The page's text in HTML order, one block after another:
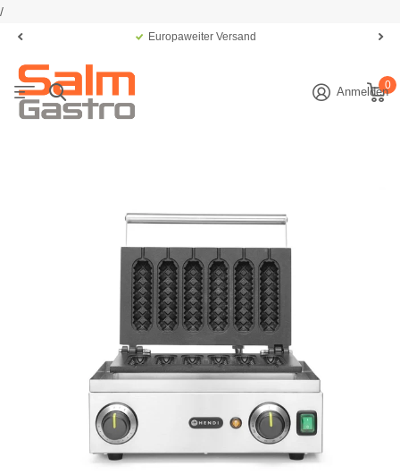
/
Europaweiter Versand
Anmelden0